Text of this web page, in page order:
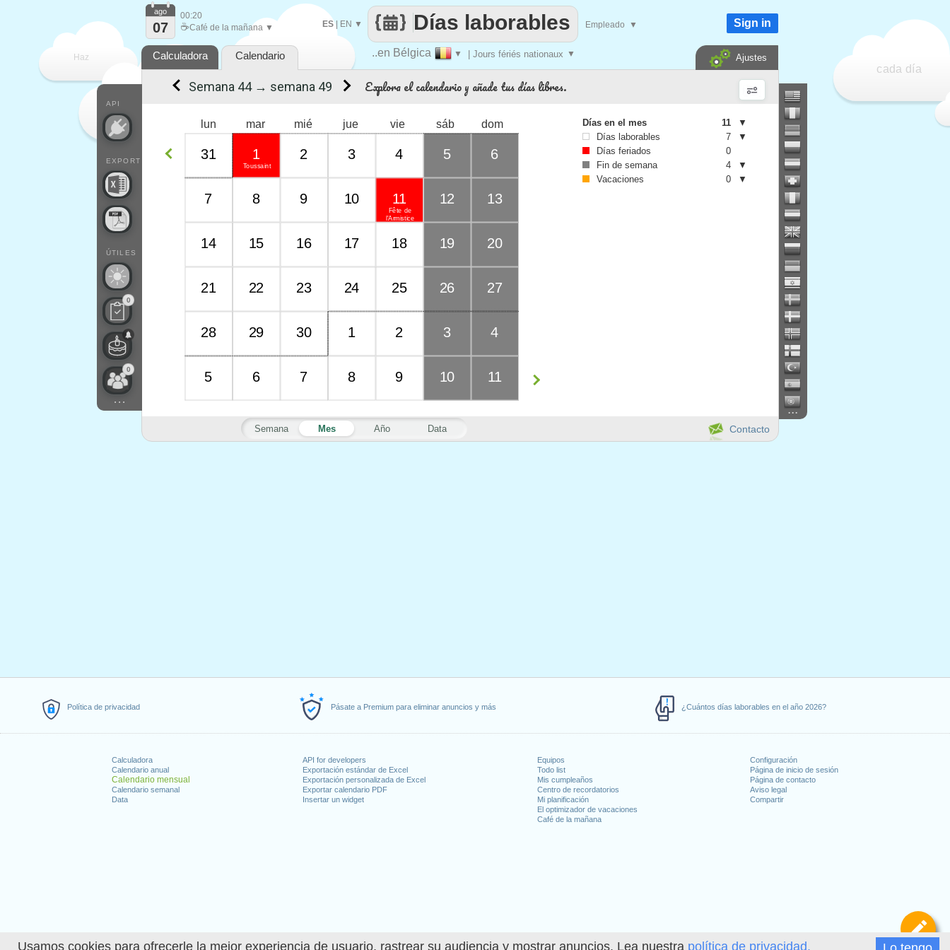
Usamos cookies para ofrecerle la mejor experiencia de usuario, rastrear su audiencia y mostrar anuncios. Lea nuestra política de privacidad.
Política de privacidad Pásate a Premium para eliminar anuncios y más ¿Cuántos días laborables en el año 2026?
Calculadora
Calendario anual
Calendario mensual
Calendario semanal
Data
API for developers
Exportación estándar de Excel
Exportación personalizada de Excel
Exportar calendario PDF
Insertar un widget
Equipos
Todo list
Mis cumpleaños
Centro de recordatorios
Mi planificación
El optimizador de vacaciones
Café de la mañana
Configuración
Página de inicio de sesión
Página de contacto
Aviso legal
Compartir
Haz
cada día
..en Bélgica ▼ | Jours fériés nationaux ▼
Días laborables
ES| EN ▼ Empleado ▼
API
EXPORT
ÚTILES
0
0
...
ago
07
00:20
☕Café de la mañana ▼ Sign in
Calculadora Calendario Ajustes
...
Contacto
Explora el calendario y añade tus días libres.
Semana Mes Año Data
lun mar mié jue vie sáb dom
31
Toussaint
1 2 3 4 5 6
7 8 9 10
Fête de
l'Armistice
11 12 13
14 15 16 17 18 19 20
21 22 23 24 25 26 27
28 29 30 1 2 3 4
5 6 7 8 9 10 11
Semana 44 → semana 49
Días en el mes 11
▼
Días laborables
7
▼
Días feriados
0
Fin de semana
4
▼
Vacaciones
0 ▼